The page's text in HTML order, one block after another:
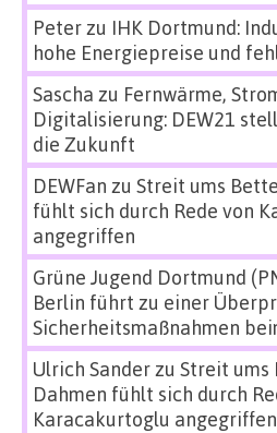
Peterzu IHK Dortmund:
hohe Energiepreise und
Sascha zu Fernwärme,
Digitalisierung: DEW21
die Zukunft
DEWFan zu Streit ums
fühlt sich durch Rede von
angegriffen
Grüne Jugend Dortmund
Berlin führt zu einer
Sicherheitsmaßnahmen
Ulrich Sanderzu Streit
Dahmen fühlt sich durch
Karacakurtoglu angegriffen